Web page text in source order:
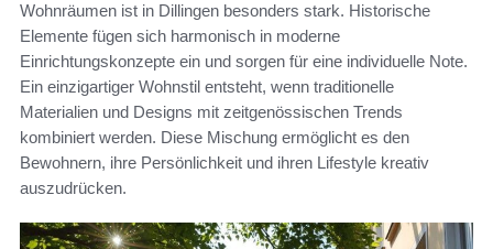
Wohnräumen ist in Dillingen besonders stark. Historische
Elemente fügen sich harmonisch in moderne
Einrichtungskonzepte ein und sorgen für eine individuelle Note.
Ein einzigartiger Wohnstil entsteht, wenn traditionelle
Materialien und Designs mit zeitgenössischen Trends
kombiniert werden. Diese Mischung ermöglicht es den
Bewohnern, ihre Persönlichkeit und ihren Lifestyle kreativ
auszudrücken.